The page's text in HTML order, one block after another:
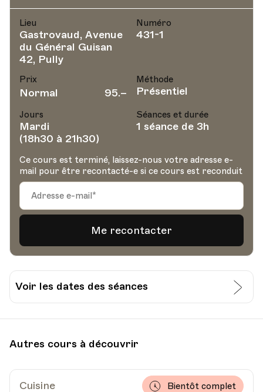
Lieu
Gastrovaud, Avenue
du Général Guisan
42, Pully
Numéro
431-1
Prix
Normal 95.–
Méthode
Présentiel
Jours
Mardi
(18h30 à 21h30)
Séances et durée
1 séance de 3h
Ce cours est terminé, laissez-nous votre adresse e-
mail pour être recontacté-e si ce cours est reconduit
Voir les dates des séances
Pully
Autres cours à découvrir
Cuisine Bientôt complet